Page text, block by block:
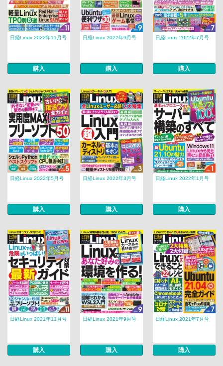
日経Linux 2022年11月号
購入
日経Linux 2022年9月号
購入
日経Linux 2022年7月号
購入
日経Linux 2022年5月号
購入
日経Linux 2022年3月号
購入
日経Linux 2022年1月号
購入
日経Linux 2021年11月号
購入
日経Linux 2021年9月号
購入
日経Linux 2021年7月号
購入